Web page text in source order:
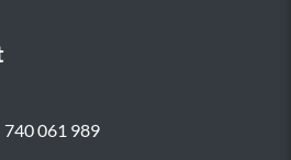
740 061 989